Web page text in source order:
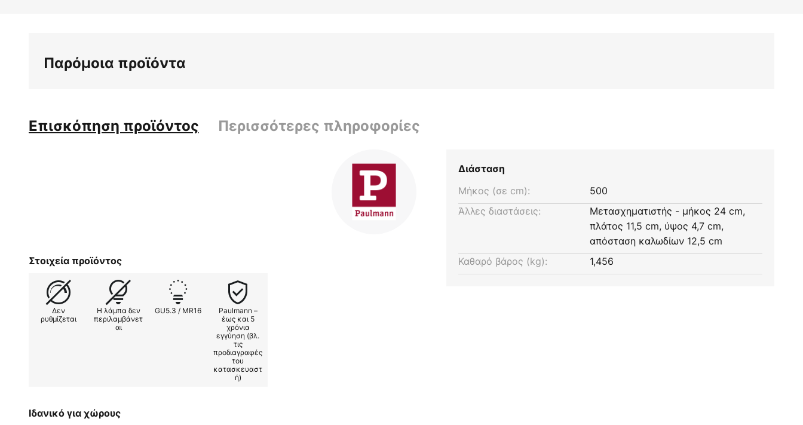
συλλογής
Παρόμοια προϊόντα
Επισκόπηση προϊόντος Περισσότερες πληροφορίες
Στοιχεία προϊόντος
Δεν
ρυθμίζεται
Η λάμπα δεν
περιλαμβάνετ
αι
GU5.3 / MR16
Paulmann –
έως και 5
χρόνια
εγγύηση (βλ.
τις
προδιαγραφές
του
κατασκευαστ
ή)
Ιδανικό για χώρους
Διάσταση
Μήκος (σε cm):
500
Άλλες διαστάσεις:
Μετασχηματιστής - μήκος 24 cm,
πλάτος 11,5 cm, ύψος 4,7 cm,
απόσταση καλωδίων 12,5 cm
Καθαρό βάρος (kg):
1,456